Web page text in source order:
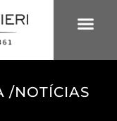
/NOTÍCIAS